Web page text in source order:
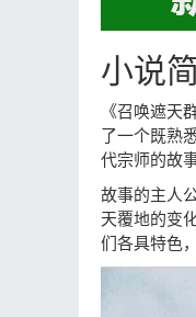
小说
《召唤遮天
了一个既熟
代宗师的故事
故事的主人
天覆地的变
们各具特色